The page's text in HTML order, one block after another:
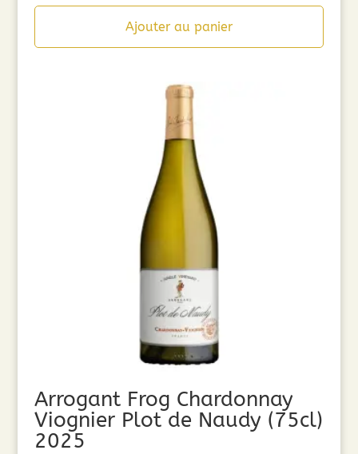
Ajouter au panier
Arrogant Frog Chardonnay
Viognier Plot de Naudy (75cl)
2025